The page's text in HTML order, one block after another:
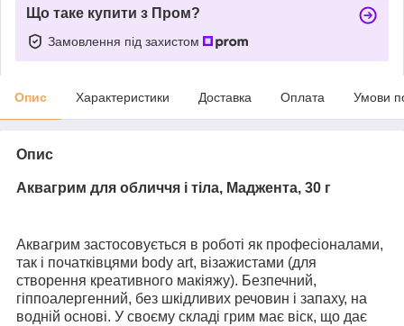
Що таке купити з Пром?
Замовлення під захистом
Опис Характеристики Доставка Оплата Умови
Опис
Аквагрим для обличчя і тіла, Маджента, 30 г
Аквагрим застосовується в роботі як професіоналами,
так і початківцями body art, візажистами (для
створення креативного макіяжу). Безпечний,
гіппоалергенний, без шкідливих речовин і запаху, на
водній основі. У своєму складі грим має віск, що дає